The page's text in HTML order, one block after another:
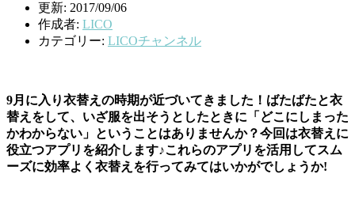
更新: 2017/09/06
作成者: LICO
カテゴリー: LICOチャンネル
9月に入り衣替えの時期が近づいてきました！ばたばたと衣
替えをして、いざ服を出そうとしたときに「どこにしまった
かわからない」ということはありませんか？今回は衣替えに
役立つアプリを紹介します♪これらのアプリを活用してスム
ーズに効率よく衣替えを行ってみてはいかがでしょうか!